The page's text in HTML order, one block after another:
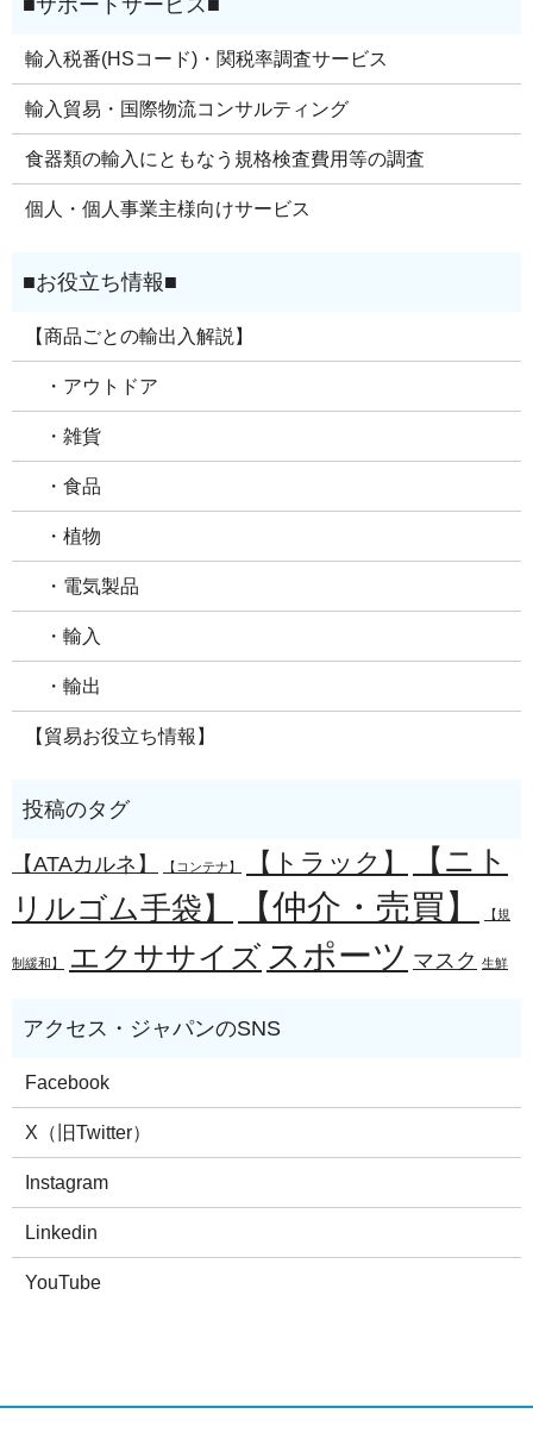
輸入税番(HSコード)・関税率調査サービス
輸入貿易・国際物流コンサルティング
食器類の輸入にともなう規格検査費用等の調査
個人・個人事業主様向けサービス
【商品ごとの輸出入解説】
・アウトドア
・雑貨
・食品
・植物
・電気製品
・輸入
・輸出
【貿易お役立ち情報】
【ATAカルネ】 【コンテナ】 【トラック】
【ニト
リルゴム手袋】
【仲介・売買】 【規
制緩和】 エクササイズ スポーツ マスク 生鮮
Facebook
X（旧Twitter）
Instagram
Linkedin
YouTube